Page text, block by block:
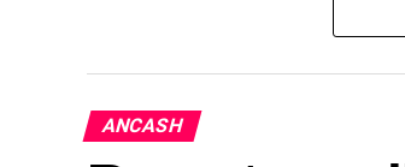
Un grupo de 12
partido de Cajamarca
ANCASH